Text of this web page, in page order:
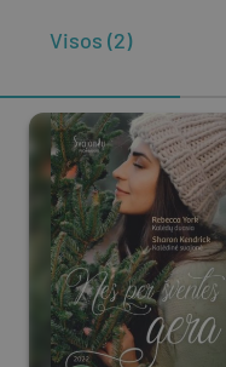
Visos (2)